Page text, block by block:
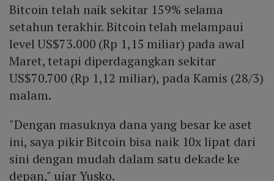
beralih ke fase bearish. Karena Coinbase adalah
platform perdagangan kripto utama, eksposur Yusko
terhadap saham Coinbase diharapkan mendapatkan
manfaat dari volume perdagangan yang meningkat
seiring naiknya harga Bitcoin.
Bitcoin telah naik sekitar 159% selama
setahun terakhir. Bitcoin telah melampaui
level US$73.000 (Rp 1,15 miliar) pada awal
Maret, tetapi diperdagangkan sekitar
US$70.700 (Rp 1,12 miliar), pada Kamis (28/3)
malam.
"Dengan masuknya dana yang besar ke aset
ini, saya pikir Bitcoin bisa naik 10x lipat dari
sini dengan mudah dalam satu dekade ke
depan," ujar Yusko.